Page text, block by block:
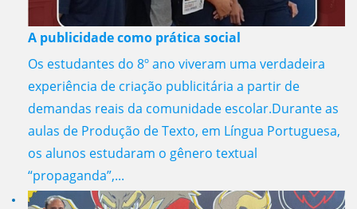
A publicidade como prática social
Os estudantes do 8º ano viveram uma verdadeira
experiência de criação publicitária a partir de
demandas reais da comunidade escolar.Durante as
aulas de Produção de Texto, em Língua Portuguesa,
os alunos estudaram o gênero textual
“propaganda”,...